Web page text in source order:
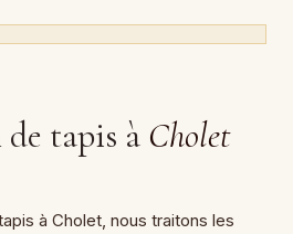
tapis à Cholet
à Cholet, nous traitons les